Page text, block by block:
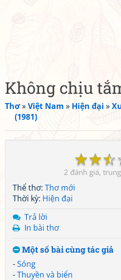
Không chịu
Thơ»Việt Nam » Hiện đại »
(1981)
☆
☆
☆
2
Thể thơ: Thơ mới
Thời kỳ: Hiện đại
Trả lời
In bài thơ
Một số bài cùng tác giả
-Sóng
-Thuyền và biển